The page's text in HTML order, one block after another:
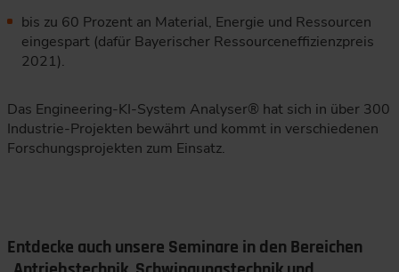
bis zu 60 Prozent an Material, Energie und Ressourcen
eingespart (dafür Bayerischer Ressourceneffizienzpreis
2021).
Das Engineering-KI-System Analyser® hat sich in über 300
Industrie-Projekten bewährt und kommt in verschiedenen
Forschungsprojekten zum Einsatz.
Entdecke auch unsere Seminare in den Bereichen